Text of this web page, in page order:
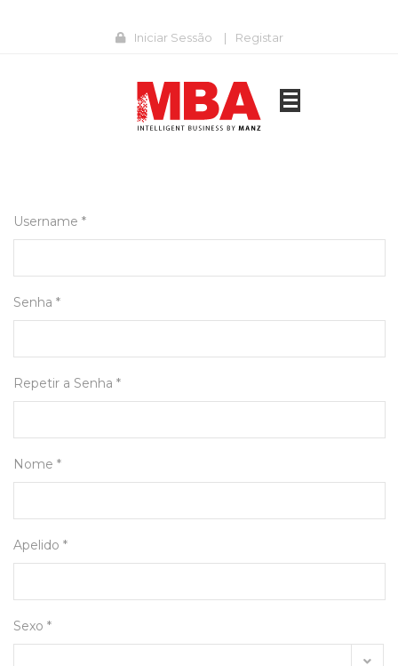
Iniciar Sessão | Registar
Username *
Senha *
Repetir a Senha *
Nome *
Apelido *
Sexo *